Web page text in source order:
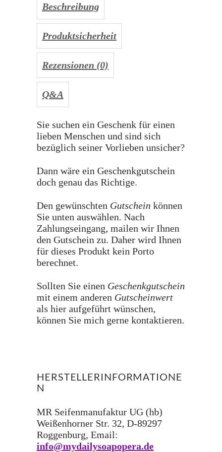
Beschreibung
Produktsicherheit
Rezensionen (0)
Q&A
Sie suchen ein Geschenk für einen
lieben Menschen und sind sich
bezüglich seiner Vorlieben unsicher?
Dann wäre ein Geschenkgutschein
doch genau das Richtige.
Den gewünschten Gutschein können
Sie unten auswählen. Nach
Zahlungseingang, mailen wir Ihnen
den Gutschein zu. Daher wird Ihnen
für dieses Produkt kein Porto
berechnet.
Sollten Sie einen Geschenkgutschein
mit einem anderen Gutscheinwert
als hier aufgeführt wünschen,
können Sie mich gerne kontaktieren.
HERSTELLERINFORMATIONE
N
MR Seifenmanufaktur UG (hb)
Weißenhorner Str. 32, D-89297
Roggenburg, Email:
info@mydailysoapopera.de